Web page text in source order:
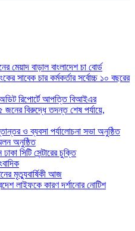
মেয়াদ বাড়াল বাংলাদেশ চা বোর্ড
সাবেক চার কর্মকর্তার সর্বোচ্চ ১০ বছরের
অডিট রিপোর্টে আপত্তি বিআইএর
জনের বিরুদ্ধে তদন্ত শেষ পর্যায়ে,
ও ব্যবসা পর্যালোচনা সভা অনুষ্ঠিত
অনুষ্ঠিত
সিটি সেন্টারের চুক্তি
মৃত্যুবার্ষিকী আজ
লাইফকে কারণ দর্শানোর নোটিশ